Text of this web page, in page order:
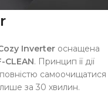
Inverter оснащена
CLEAN. Принцип її дії
самоочищатися
лише за 30 хвилин.